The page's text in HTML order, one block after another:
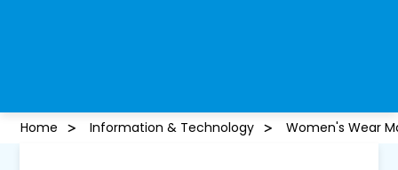
Home Information & Technology Women's Wear